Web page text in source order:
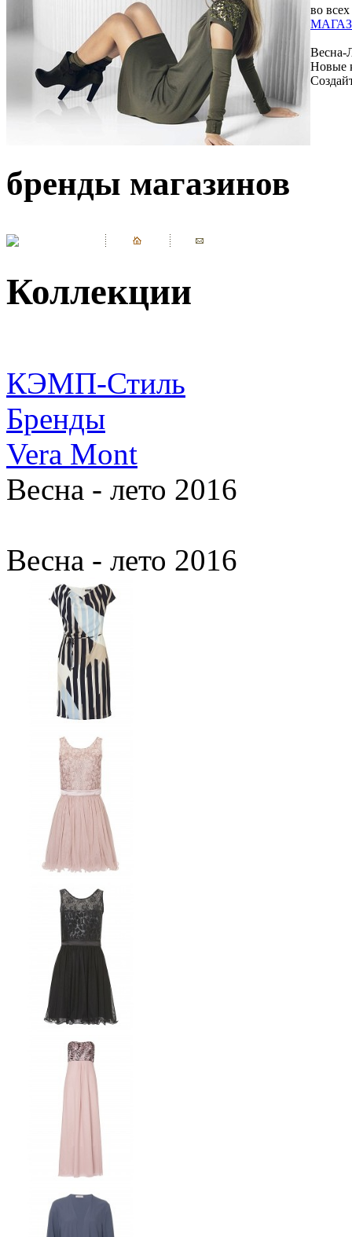
во всех
Весна-
Новые
бренды магазинов
Коллекции
КЭМП-Стиль
Бренды
Vera Mont
Весна - лето 2016
Весна - лето 2016